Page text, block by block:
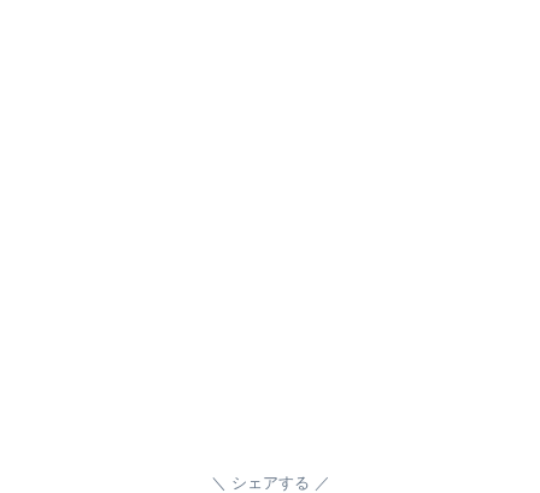
シェアする